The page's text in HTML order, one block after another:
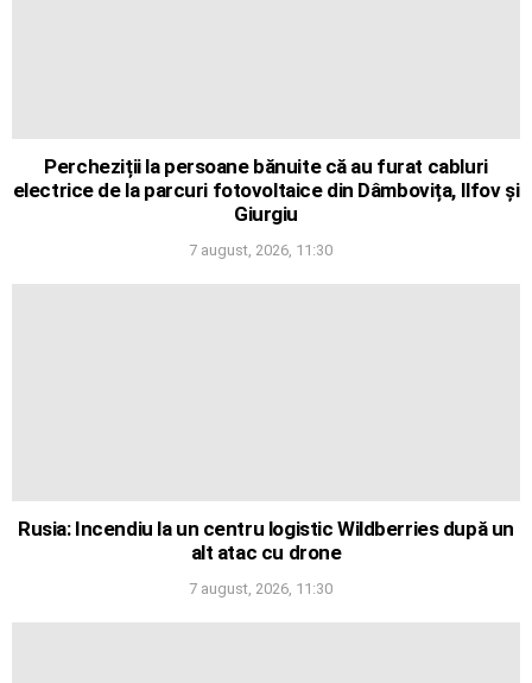
Percheziții la persoane bănuite că au furat cabluri
electrice de la parcuri fotovoltaice din Dâmbovița, Ilfov și
Giurgiu
7 august, 2026, 11:30
Rusia: Incendiu la un centru logistic Wildberries după un
alt atac cu drone
7 august, 2026, 11:30